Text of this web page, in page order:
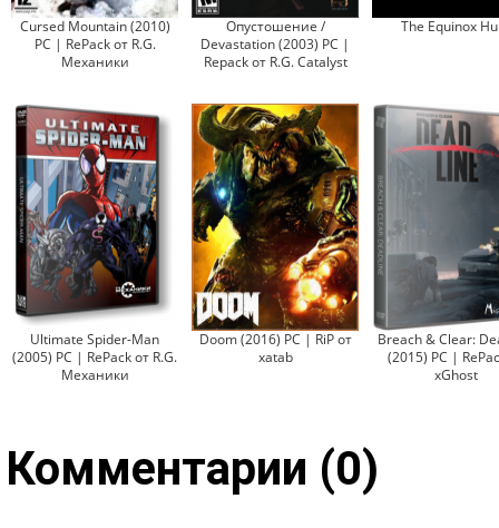
Cursed Mountain (2010)
PC | RePack от R.G.
Механики
Опустошение /
Devastation (2003) PC |
Repack от R.G. Catalyst
The Equinox
Ultimate Spider-Man
(2005) PC | RePack от R.G.
Механики
Doom (2016) PC | RiP от
xatab
Breach & Clear:
(2015) PC |
xGhost
Комментарии (0)